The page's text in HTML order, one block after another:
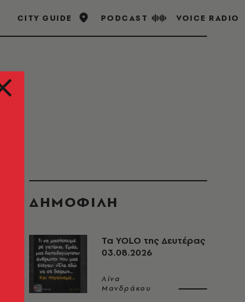
CITY GUIDE PODCAST VOICE RADIO
ΔΗΜΟΦΙΛΗ
Τα YOLO της Δευτέρας
03.08.2026
Λίνα
Μανδράκου